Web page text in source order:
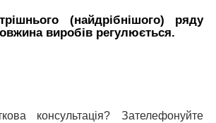
(найдрібнішого) ряду
виробів регулюється.
консультація? Зателефонуйте